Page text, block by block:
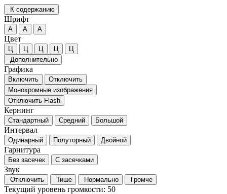
К содержанию
Шрифт
А А А
Цвет
Ц Ц Ц Ц
Ц
Дополнительно
Графика
Включить
Отключить
Монохромные изображения
Отключить Flash
Кернинг
Стандартный Средний Большой
Интервал
Одинарный Полуторный Двойной
Гарнитура
Без засечек С засечками
Звук
Отключить Тише Нормально Громче
Текущий уровень громкости: 50